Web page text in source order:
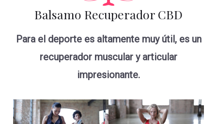
Balsamo Recuperador CBD
Para el deporte es altamente muy útil, es un
recuperador muscular y articular
impresionante.